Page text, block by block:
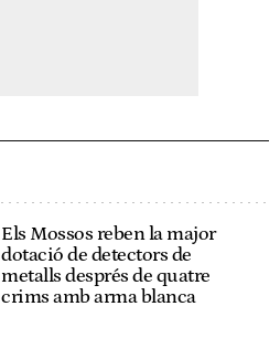
Els Mossos reben la major
dotació de detectors de
metalls després de quatre
crims amb arma blanca